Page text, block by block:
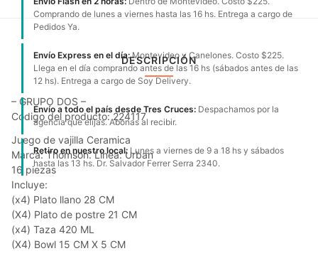
Comprando de lunes a viernes hasta las 16 hs. Entrega a cargo de
Pedidos Ya.
Envío Express en el día:Montevideo y Canelones. Costo $225.
Llega en el día comprando antes de las 16 hs (sábados antes de las
12 hs). Entrega a cargo de Soy Delivery.
Envío a todo el país desde Tres Cruces: Despachamos por la
agencia que elijas. Abonas al recibir.
Retiro en nuestro local: Lunes a viernes de 9 a 18 hs y sábados
hasta las 13 hs. Dr. Salvador Ferrer Serra 2340.
DESCRIPCIÓN
– GRUPO DOS –
Código del producto: 224117
Juego de vajilla Ceramica
Marca: Thomson. Linea: Urban
16 piezas
Incluye:
(x4) Plato llano 28 CM
(X4) Plato de postre 21 CM
(x4) Taza 420 ML
(X4) Bowl 15 CM X 5 CM